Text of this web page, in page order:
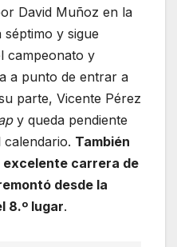
David Muñoz en la
séptimo y sigue
campeonato y
a punto de entrar a
parte, Vicente Pérez
y queda pendiente
calendario. También
excelente carrera de
desde la
8.º lugar.